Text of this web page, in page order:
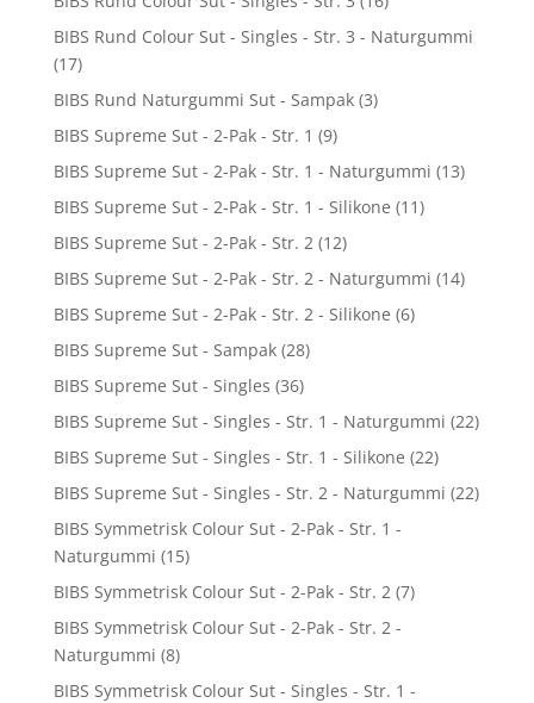
BIBS Rund Colour Sut - Singles - Str. 3 - Naturgummi
(17)
BIBS Rund Naturgummi Sut - Sampak (3)
BIBS Supreme Sut - 2-Pak - Str. 1 (9)
BIBS Supreme Sut - 2-Pak - Str. 1 - Naturgummi (13)
BIBS Supreme Sut - 2-Pak - Str. 1 - Silikone (11)
BIBS Supreme Sut - 2-Pak - Str. 2 (12)
BIBS Supreme Sut - 2-Pak - Str. 2 - Naturgummi (14)
BIBS Supreme Sut - 2-Pak - Str. 2 - Silikone (6)
BIBS Supreme Sut - Sampak (28)
BIBS Supreme Sut - Singles (36)
BIBS Supreme Sut - Singles - Str. 1 - Naturgummi (22)
BIBS Supreme Sut - Singles - Str. 1 - Silikone (22)
BIBS Supreme Sut - Singles - Str. 2 - Naturgummi (22)
BIBS Symmetrisk Colour Sut - 2-Pak - Str. 1 -
Naturgummi (15)
BIBS Symmetrisk Colour Sut - 2-Pak - Str. 2 (7)
BIBS Symmetrisk Colour Sut - 2-Pak - Str. 2 -
Naturgummi (8)
BIBS Symmetrisk Colour Sut - Singles - Str. 1 -